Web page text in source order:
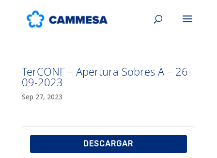
TerCONF – Apertura Sobres A – 26-
09-2023
Sep 27, 2023
DESCARGAR